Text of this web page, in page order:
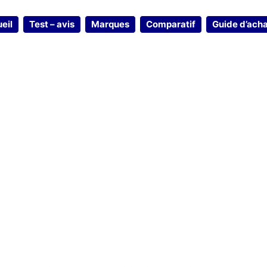
Test – avis Marques Comparatif Guide